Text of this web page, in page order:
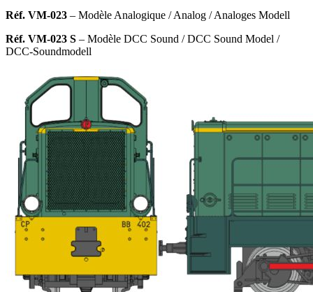
Réf. VM-023 – Modèle Analogique / Analog / Analoges Modell
Réf. VM-023 S – Modèle DCC Sound / DCC Sound Model /
DCC-Soundmodell